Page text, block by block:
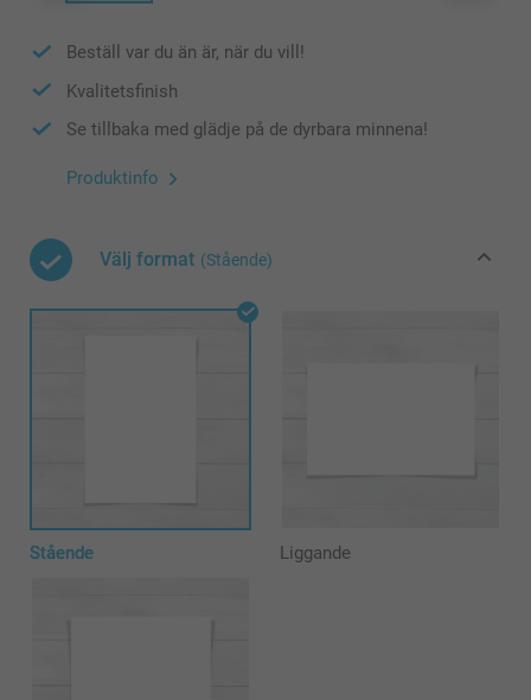
Beställ var du än är, när du vill!
Kvalitetsfinish
Se tillbaka med glädje på de dyrbara minnena!
Produktinfo
Välj format (Stående)
Stående Liggande